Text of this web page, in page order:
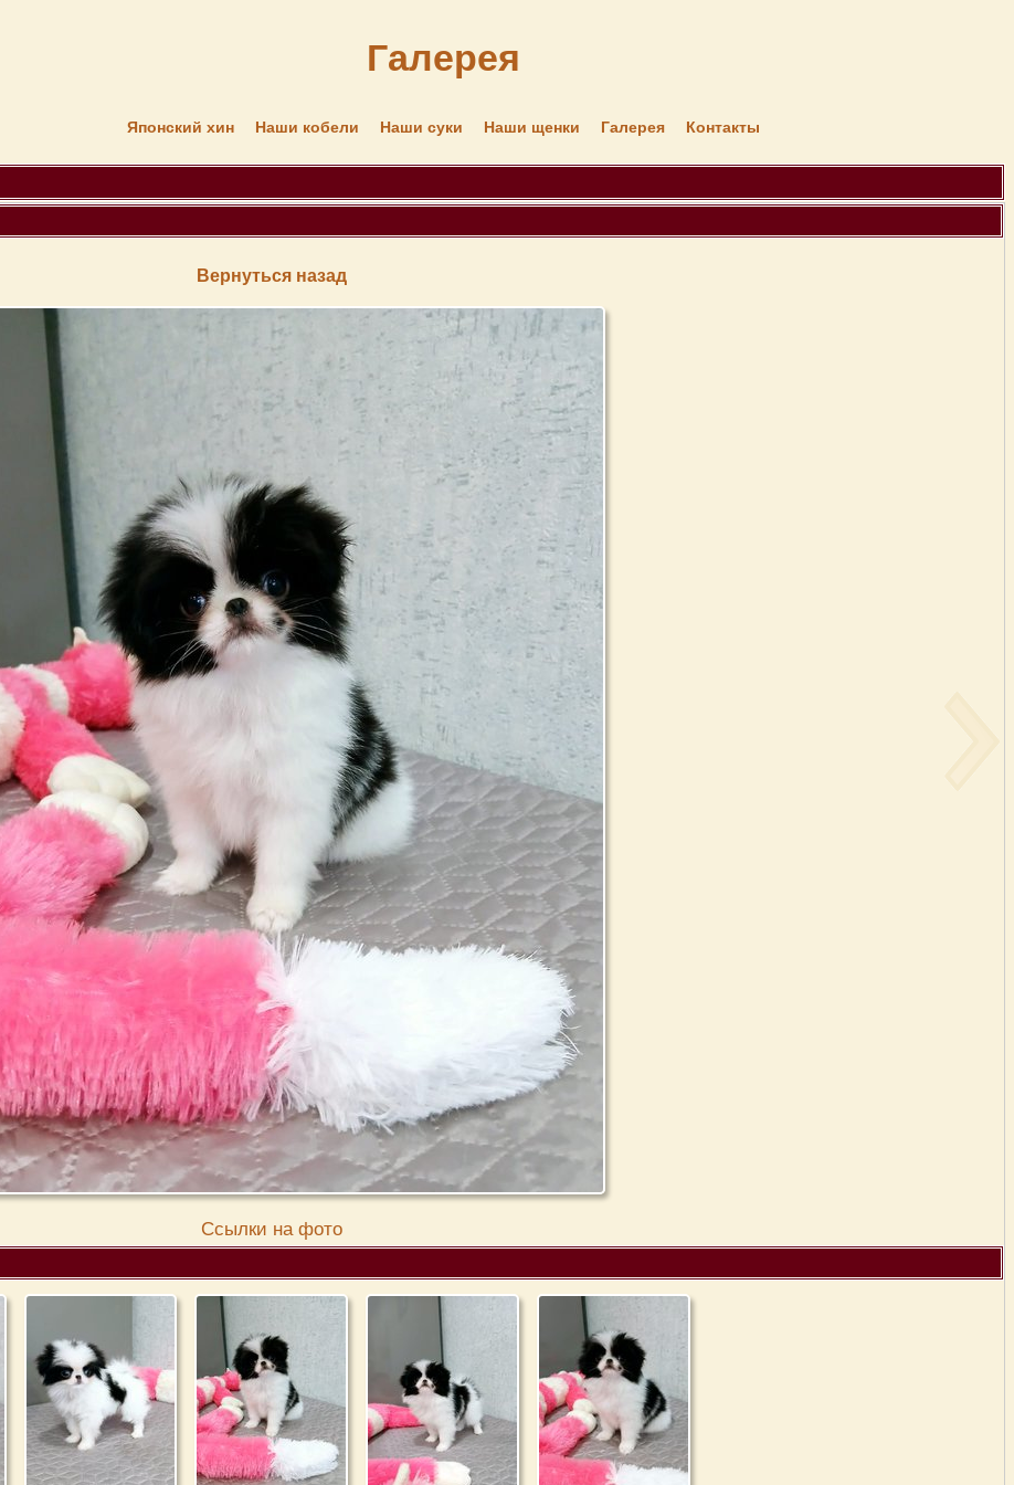
Галерея
Японский хин Наши кобели Наши суки Наши щенки Галерея Контакты
Вернуться назад
Cсылки на фото